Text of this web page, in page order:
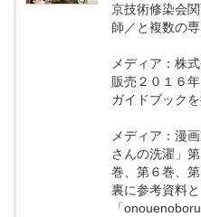
京技術修染会
師／と複数の
メディア：株
販売２０１６
ガイドブックを
メディア：漫
さんの洗濯」
巻、第６巻、
裏に参考資料
「